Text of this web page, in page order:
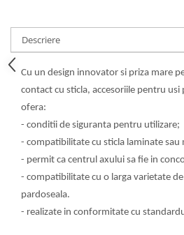
Balamale cabine dus
Conectori cabine dus
Profil U cabine dus
Bara stabilizatoare si conectori
cabine dus
Garnituri cabine dus
Butoni si manere cabine dus
Balustrade sticla
Profil U balustrada sticla
Cale si garnituri profil U
Descriere
Cu un design innovator si priza mare
contact cu sticla, accesoriile pentru usi
ofera:
- conditii de siguranta pentru utilizare;
- compatibilitate cu sticla laminate
- permit ca centrul axului sa fie in
- compatibilitate cu o larga varietate
pardoseala.
- realizate in conformitate cu